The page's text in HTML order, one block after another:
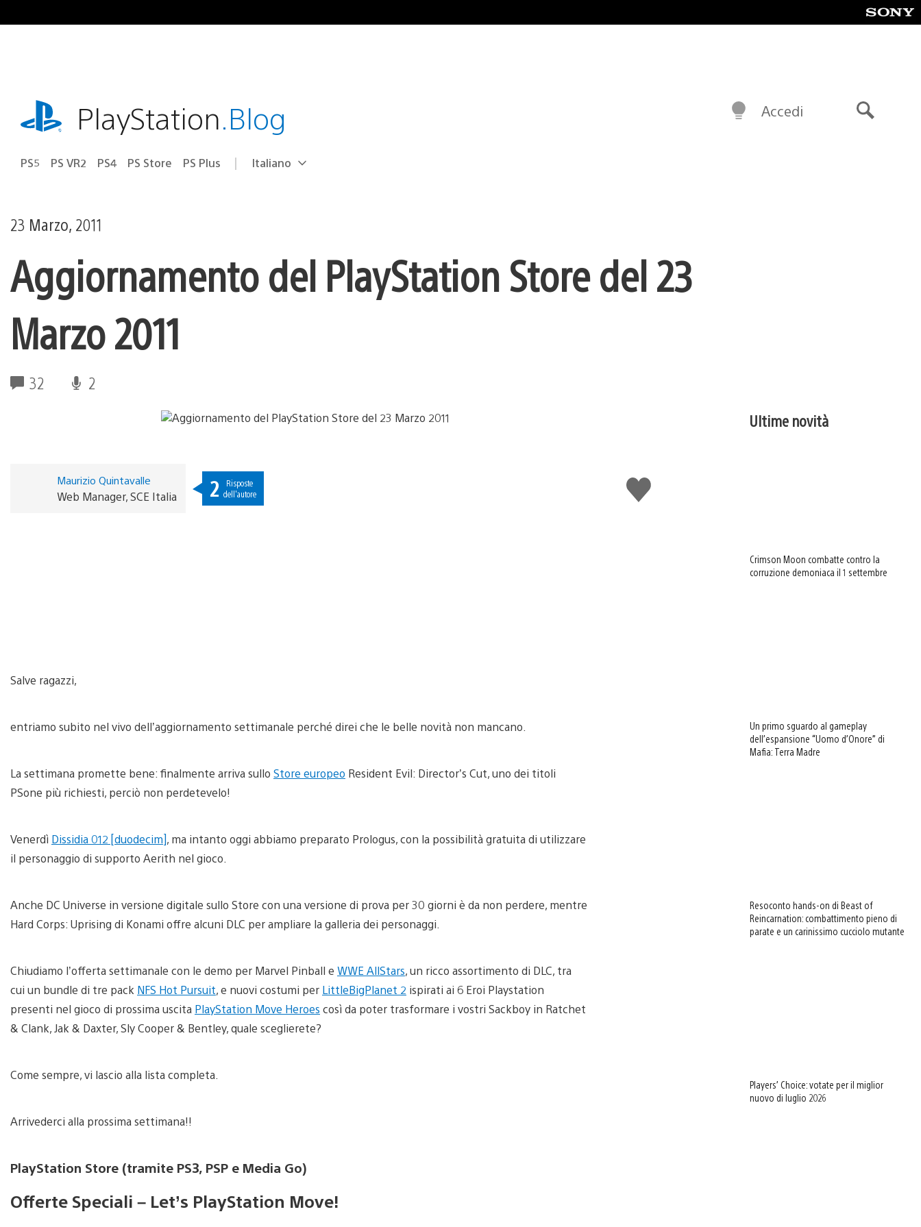
al
playstation.comPlayStation.Blog
PS5 PS VR2 PS4 PS Store PS Plus Seleziona
Regione
Italiano
Accedi
23 Marzo, 2011
Aggiornamento del PlayStation Store del 23
Marzo 2011
32 2
Mi
piace
Maurizio Quintavalle
Web Manager, SCE Italia 2
Risposte
dell'autore
Salve ragazzi,
entriamo subito nel vivo dell’aggiornamento settimanale perché direi che le belle novità non mancano.
La settimana promette bene: finalmente arriva sullo Store europeo Resident Evil: Director’s Cut, uno dei titoli
PSone più richiesti, perciò non perdetevelo!
Venerdì Dissidia 012 [duodecim], ma intanto oggi abbiamo preparato Prologus, con la possibilità gratuita di utilizzare
il personaggio di supporto Aerith nel gioco.
Anche DC Universe in versione digitale sullo Store con una versione di prova per 30 giorni è da non perdere, mentre
Hard Corps: Uprising di Konami offre alcuni DLC per ampliare la galleria dei personaggi.
Chiudiamo l’offerta settimanale con le demo per Marvel Pinball e WWE AllStars, un ricco assortimento di DLC, tra
cui un bundle di tre pack NFS Hot Pursuit, e nuovi costumi per LittleBigPlanet 2 ispirati ai 6 Eroi Playstation
presenti nel gioco di prossima uscita PlayStation Move Heroes così da poter trasformare i vostri Sackboy in Ratchet
& Clank, Jak & Daxter, Sly Cooper & Bentley, quale sceglierete?
Come sempre, vi lascio alla lista completa.
Arrivederci alla prossima settimana!!
PlayStation Store (tramite PS3, PSP e Media Go)
Offerte Speciali – Let’s PlayStation Move!
Ultime novità
Crimson Moon combatte contro la
corruzione demoniaca il 1 settembre
Un primo sguardo al gameplay
dell’espansione “Uomo d’Onore” di
Mafia: Terra Madre
Resoconto hands-on di Beast of
Reincarnation: combattimento pieno di
parate e un carinissimo cucciolo mutante
Players’ Choice: votate per il miglior
nuovo di luglio 2026